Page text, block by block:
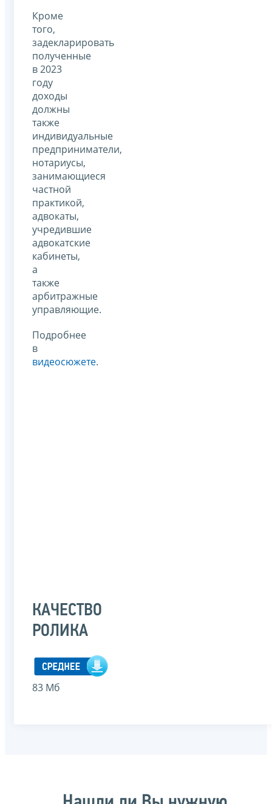
Кроме
того,
задекларировать
полученные
в 2023
году
доходы
должны
также
индивидуальные
предприниматели,
нотариусы,
занимающиеся
частной
практикой,
адвокаты,
учредившие
адвокатские
кабинеты,
а
также
арбитражные
управляющие.
Подробнее
в
видеосюжете.
КАЧЕСТВО
РОЛИКА
83 Мб